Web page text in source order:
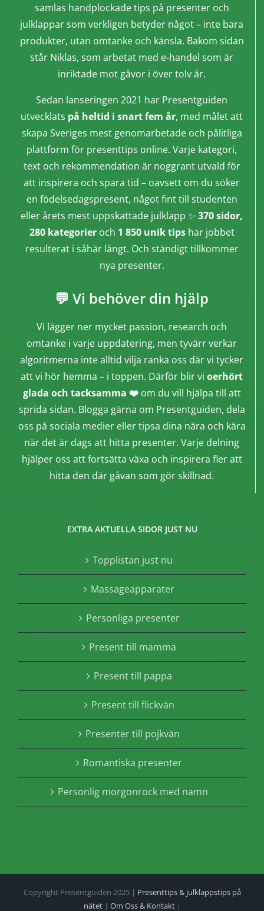
samlas handplockade tips på presenter och
julklappar som verkligen betyder något – inte bara
produkter, utan omtanke och känsla. Bakom sidan
står Niklas, som arbetat med e-handel som är
inriktade mot gåvor i över tolv år.
Sedan lanseringen 2021 har Presentguiden
utvecklats på heltid i snart fem år, med målet att
skapa Sveriges mest genomarbetade och pålitliga
plattform för presenttips online. Varje kategori,
text och rekommendation är noggrant utvald för
att inspirera och spara tid – oavsett om du söker
en födelsedagspresent, något fint till studenten
eller årets mest uppskattade julklapp ✨ 370 sidor,
280 kategorieroch 1 850 unik tipshar jobbet
resulterat i såhär långt. Och ständigt tillkommer
nya presenter.
💬 Vi behöver din hjälp
Vi lägger ner mycket passion, research och
omtanke i varje uppdatering, men tyvärr verkar
algoritmerna inte alltid vilja ranka oss där vi tycker
att vi hör hemma – i toppen. Därför blir vi oerhört
glada och tacksamma ❤️om du vill hjälpa till att
sprida sidan. Blogga gärna om Presentguiden, dela
oss på sociala medier eller tipsa dina nära och kära
när det är dags att hitta presenter. Varje delning
hjälper oss att fortsätta växa och inspirera fler att
hitta den där gåvan som gör skillnad.
EXTRA AKTUELLA SIDOR JUST NU
Topplistan just nu
Massageapparater
Personliga presenter
Present till mamma
Present till pappa
Present till flickvän
Presenter till pojkvän
Romantiska presenter
Personlig morgonrock med namn
Copyright Presentguiden 2025 | Presenttips & julklappstips på
nätet| Om Oss & Kontakt|